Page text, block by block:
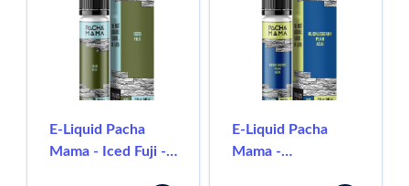
E-Liquid Pacha
Mama - Iced Fuji -
E-Liquid Pacha
Mama -